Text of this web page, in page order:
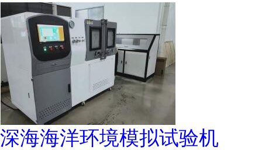
深海海洋环境模拟试验机